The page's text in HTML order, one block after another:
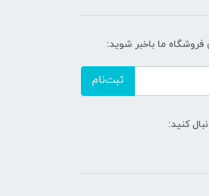
ما باخبر شوید:
ثبت‌نام
کنید: